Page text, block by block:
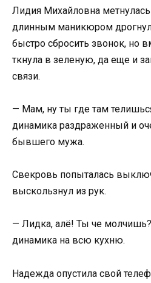
Лидия Михайловна
длинным маникюром
быстро сбросить звонок, но
ткнула в зеленую, да еще и
связи.
— Мам, ну ты где там
динамика раздраженный и
бывшего мужа.
Свекровь попыталась
выскользнул из рук.
— Лидка, алё! Ты че
динамика на всю кухню.
Надежда опустила свой